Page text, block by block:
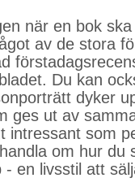
när en bok
av de stora
Du kan
dyker
ges ut av
intressant som
om hur du
- en livsstil att